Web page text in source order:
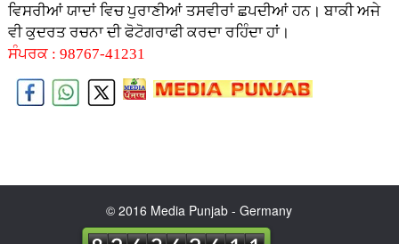
ਵਿਸਰੀਆਂ ਯਾਦਾਂ ਵਿਚ ਪੁਰਾਣੀਆਂ ਤਸਵੀਰਾਂ ਛਪਦੀਆਂ ਹਨ। ਬਾਕੀ ਅਜੇ
ਵੀ ਕੁਦਰਤ ਰਚਨਾ ਦੀ ਫੋਟੋਗਰਾਫੀ ਕਰਦਾ ਰਹਿੰਦਾ ਹਾਂ।
ਸੰਪਰਕ : 98767-41231
© 2016 Media Punjab - Germany